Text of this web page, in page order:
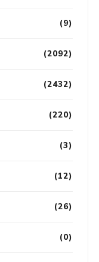
(9)
(2092)
(2432)
(220)
(3)
(12)
(26)
(0)